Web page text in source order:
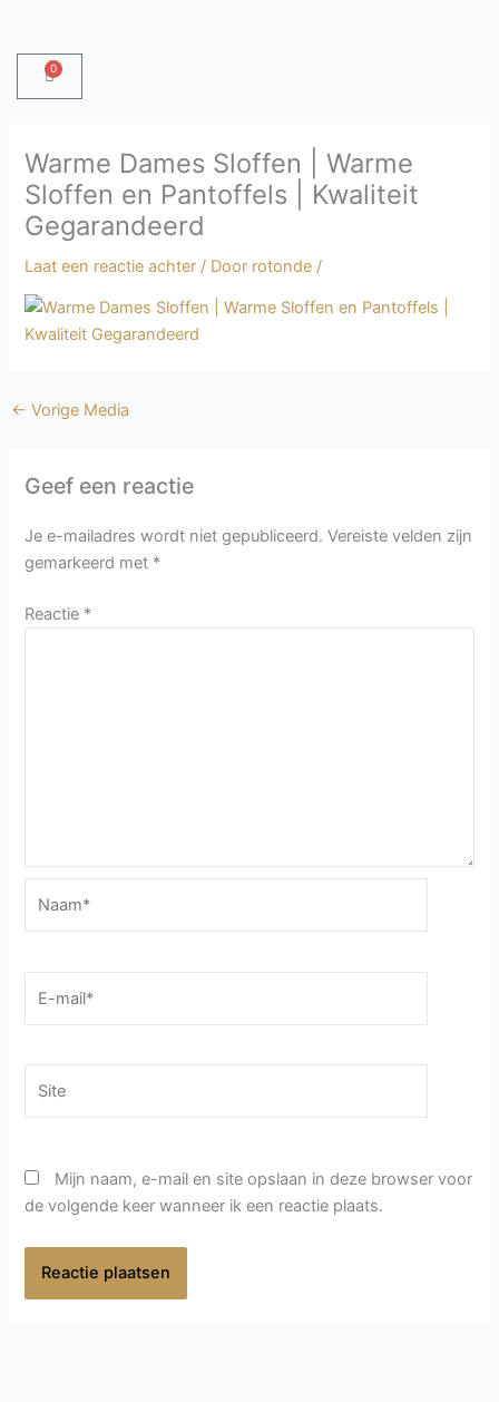
0
Winkelwagen
Warme Dames Sloffen | Warme
Sloffen en Pantoffels | Kwaliteit
Gegarandeerd
Laat een reactie achter / Door rotonde /
← Vorige Media
Geef een reactie
Je e-mailadres wordt niet gepubliceerd. Vereiste velden zijn
gemarkeerd met *
Reactie *
mail*
Mijn naam, e-mail en site opslaan in deze browser voor
de volgende keer wanneer ik een reactie plaats.